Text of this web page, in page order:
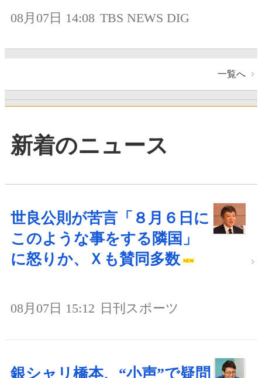
08月07日 14:08 TBS NEWS DIG
一覧へ
新着のニュース
世良公則が苦言「８月６日に
このような事をする隣国」
に怒りか、Ｘも賛同多数
08月07日 15:12 日刊スポーツ
銀シャリ橋本、“小声”で疑問